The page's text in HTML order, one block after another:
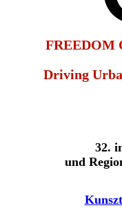
FREEDOM
Driving
32.
und